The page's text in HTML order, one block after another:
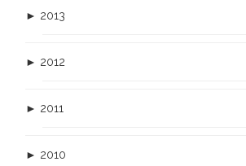
► 2013
► 2012
► 2011
► 2010